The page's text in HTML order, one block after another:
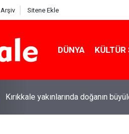
Arşiv Sitene Ekle
DÜNYA KÜLTÜR
Kırıkkale yakınlarında doğanın